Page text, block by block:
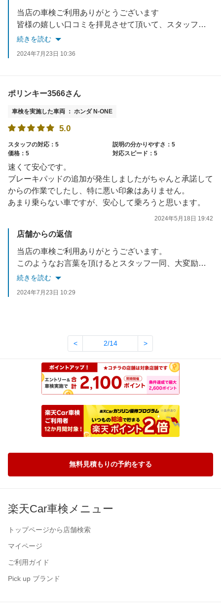
当店の車検ご利用ありがとうございます
皆様の嬉しい口コミを拝見させて頂いて、スタッフ一同大変励みになっております
更なるサービス向上を目ぜして取り組んでいきます
続きを読む
2024年7月23日 10:36
ポリンキー3566さん
車検を実施した車両 ： ホンダ N-ONE
5.0
スタッフの対応：5
説明の分かりやすさ：5
価格：5
対応スピード：5
速くて安心です。
ブレーキパッドの追加が発生しましたがちゃんと承諾して
からの作業でしたし、特に悪い印象はありません。
あまり乗らない車ですが、安心して乗ろうと思います。
2024年5月18日 19:42
店舗からの返信
当店の車検ご利用ありがとうございます。
このようなお言葉を頂けるとスタッフ一同、大変励みになります
またのご来店お待ちしております
続きを読む
2024年7月23日 10:29
< 2/14 >
無料見積もりの予約をする
楽天Car車検メニュー
トップページから店舗検索
マイページ
ご利用ガイド
Pick up ブランド